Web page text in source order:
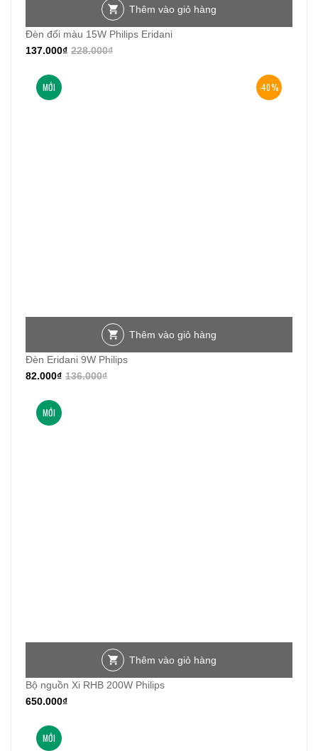
Thêm vào giỏ hàng
Đèn đổi màu 15W Philips Eridani
228.000₫
137.000₫
-40%
MỚI
Thêm vào giỏ hàng
Đèn Eridani 9W Philips
136.000₫
82.000₫
MỚI
Thêm vào giỏ hàng
Bộ nguồn Xi RHB 200W Philips
650.000₫
MỚI